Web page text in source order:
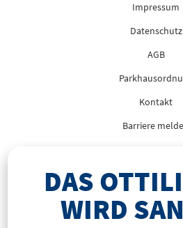
Impressum
Datenschutz
AGB
Kontakt
Barriere
DAS
WIRD